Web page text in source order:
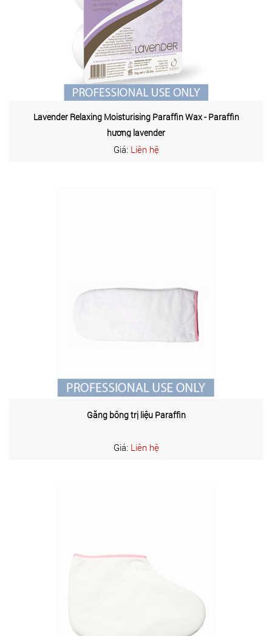
Lavender Relaxing Moisturising Paraffin Wax - Paraffin
hương lavender
Giá: Liên hệ
Găng bông trị liệu Paraffin
Giá: Liên hệ